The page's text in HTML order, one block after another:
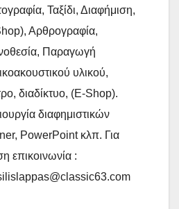
Ταξίδι, Διαφήμιση,
Αρθρογραφία,
Παραγωγή
υλικού,
διαδίκτυο, (E-Shop).
διαφημιστικών
PowerPoint κλπ. Για
επικοινωνία :